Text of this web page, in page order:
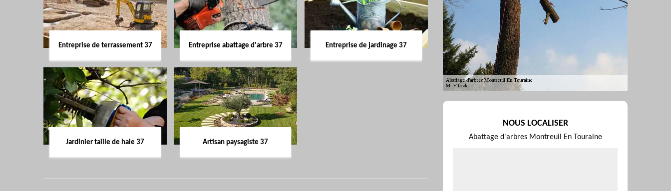
Entreprise de terrassement 37 Entreprise abattage d'arbre 37 Entreprise de jardinage 37
Jardinier taille de haie 37 Artisan paysagiste 37
NOUS LOCALISER
Abattage d'arbres Montreuil En Touraine